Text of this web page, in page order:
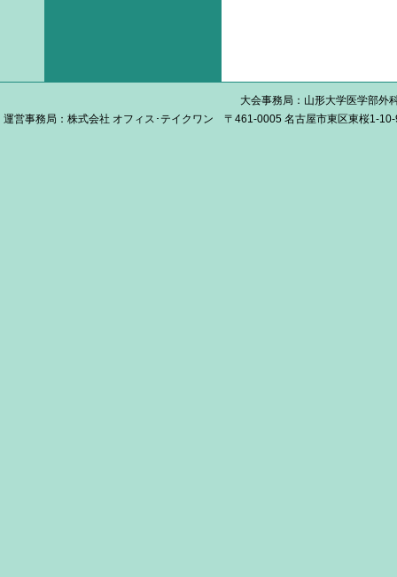
大会事務局：山形大学医学部
運営事務局：株式会社 オフィス･テイクワン 〒461-0005 名古屋市東区東桜